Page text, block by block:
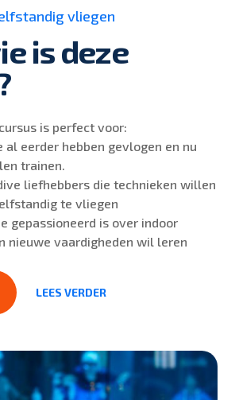
vliegen
is deze
is perfect voor:
al eerder hebben gevlogen en nu
trainen.
liefhebbers die technieken willen
te vliegen
gepassioneerd is over indoor
nieuwe vaardigheden wil leren
LEES VERDER